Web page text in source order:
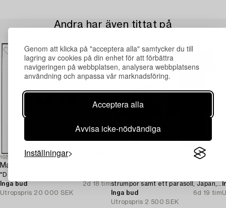
Genom att klicka på "acceptera alla" samtycker du till
lagring av cookies på din enhet för att förbättra
navigeringen på webbplatsen, analysera webbplatsens
användning och anpassa vår marknadsföring.
Acceptera alla
Avvisa icke-nödvändiga
Inställningar
Andra har även tittat på
1688630
Ma Yue,
"Dogs", 2006.
Inga bud
2d 18 tim
Utropspris 20 000 SEK
strumpor samt ett parasoll, Japan,
1900-tal.
Inga bud
6d 19 tim
Utropspris 2 500 SEK